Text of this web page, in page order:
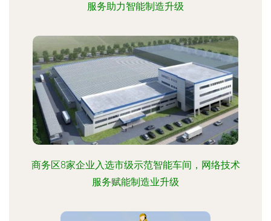
服务助力智能制造升级
商务区8家企业入选市级示范智能车间，网络技术
服务赋能制造业升级